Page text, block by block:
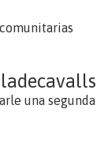
una segunda